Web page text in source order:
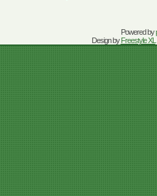
Powered by
Design byFreestyle XL